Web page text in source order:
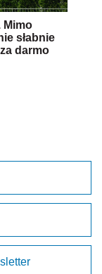
Mimo
słabnie
darmo